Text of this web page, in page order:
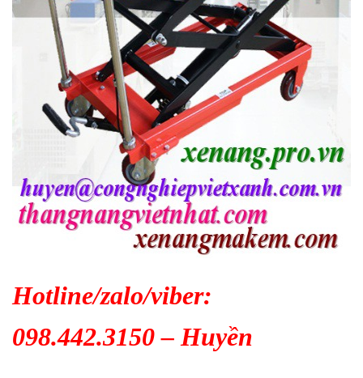
Hotline/zalo/viber:
098.442.3150 – Huyền